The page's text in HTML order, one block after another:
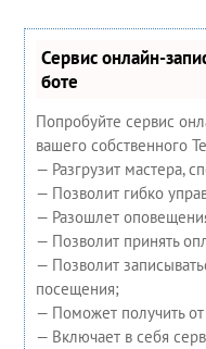
Сервис онлайн-
боте
Попробуйте сервис
вашего собственного
— Разгрузит мастера,
— Позволит гибко
— Разошлет
— Позволит принять
— Позволит
посещения;
— Поможет получить
— Включает в себя